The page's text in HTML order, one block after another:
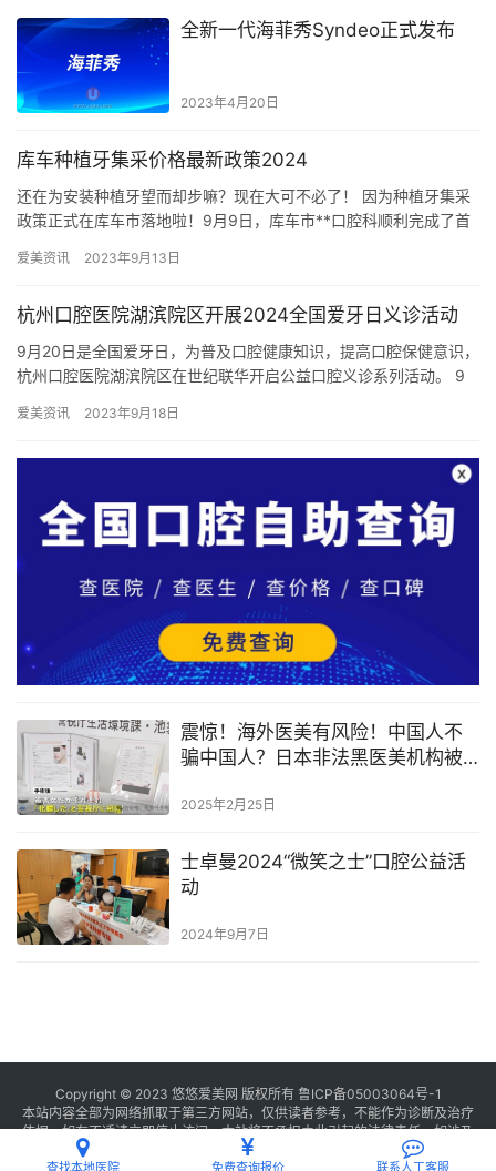
全新一代海菲秀Syndeo正式发布
2023年4月20日
库车种植牙集采价格最新政策2024
还在为安装种植牙望而却步嘛？现在大可不必了！ 因为种植牙集采
政策正式在库车市落地啦！9月9日，库车市**口腔科顺利完成了首
爱美资讯 2023年9月13日
杭州口腔医院湖滨院区开展2024全国爱牙日义诊活动
9月20日是全国爱牙日，为普及口腔健康知识，提高口腔保健意识，
杭州口腔医院湖滨院区在世纪联华开启公益口腔义诊系列活动。 9
爱美资讯 2023年9月18日
震惊！海外医美有风险！中国人不
骗中国人？日本非法黑医美机构被
2025年2月25日
士卓曼2024“微笑之士”口腔公益活
动
2024年9月7日
Copyright © 2023 悠悠爱美网 版权所有 鲁ICP备05003064号-1
本站内容全部为网络抓取于第三方网站，仅供读者参考，不能作为诊断及治疗
依据，如有不适请立即停止访问，本站将不承担由此引起的法律责任。如涉及
联系我们
查找本地医院 免费查询报价 联系人工客服